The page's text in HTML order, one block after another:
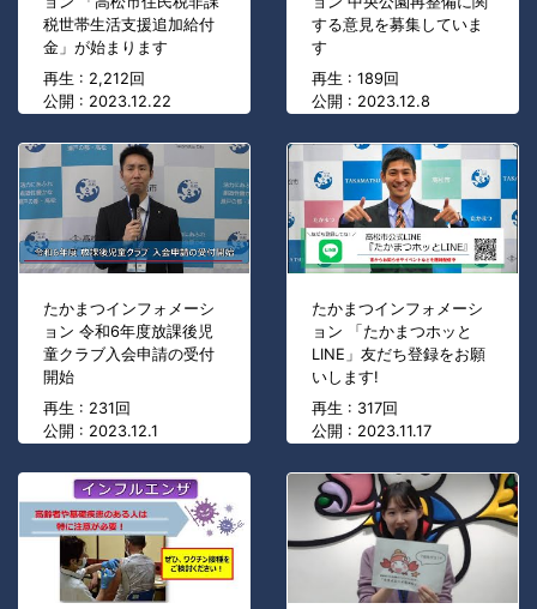
税世帯生活支援追加給付
金」が始まります
再生 : 2,212回
公開 : 2023.12.22
する意見を募集していま
す
再生 : 189回
公開 : 2023.12.8
たかまつインフォメーシ
ョン 令和6年度放課後児
童クラブ入会申請の受付
開始
再生 : 231回
公開 : 2023.12.1
たかまつインフォメーシ
ョン 「たかまつホッと
LINE」友だち登録をお願
いします!
再生 : 317回
公開 : 2023.11.17